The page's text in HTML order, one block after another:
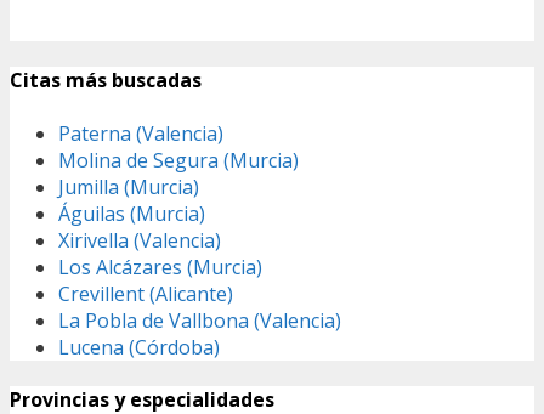
Citas más buscadas
Paterna (Valencia)
Molina de Segura (Murcia)
Jumilla (Murcia)
Águilas (Murcia)
Xirivella (Valencia)
Los Alcázares (Murcia)
Crevillent (Alicante)
La Pobla de Vallbona (Valencia)
Lucena (Córdoba)
Provincias y especialidades